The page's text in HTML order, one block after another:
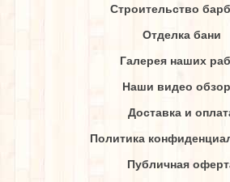
Строительство
Отделка бани
Галерея наших
Наши видео
Доставка и
Политика
Публичная